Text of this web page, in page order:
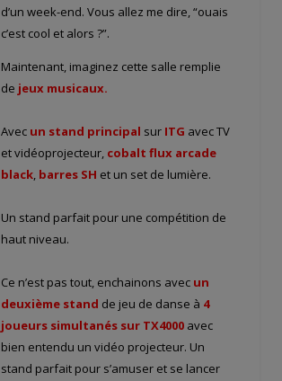
d’un week-end. Vous allez me dire, “ouais
c’est cool et alors ?”.
Maintenant, imaginez cette salle remplie
de jeux musicaux.
Avec un stand principal sur ITG avec TV
et vidéoprojecteur, cobalt flux arcade
black, barres SH et un set de lumière.
Un stand parfait pour une compétition de
haut niveau.
Ce n’est pas tout, enchainons avec un
deuxième stand de jeu de danse à 4
joueurs simultanés sur TX4000 avec
bien entendu un vidéo projecteur. Un
stand parfait pour s’amuser et se lancer